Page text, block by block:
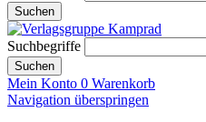
Suchen
Suchbegriffe
Suchen
Mein Konto 0 Warenkorb
Navigation überspringen